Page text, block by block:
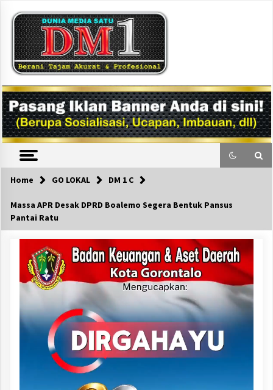
content
DM1
Home GO LOKAL DM 1 C
Massa APR Desak DPRD Boalemo Segera Bentuk Pansus
Pantai Ratu